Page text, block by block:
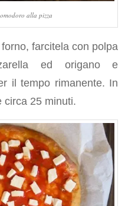
alla pizza
farcitela con polpa
ed origano e
il tempo rimanente. In
circa 25 minuti.